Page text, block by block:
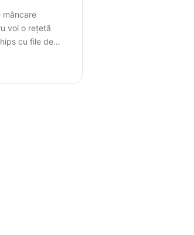
mâncare
voi o rețetă
cu file de